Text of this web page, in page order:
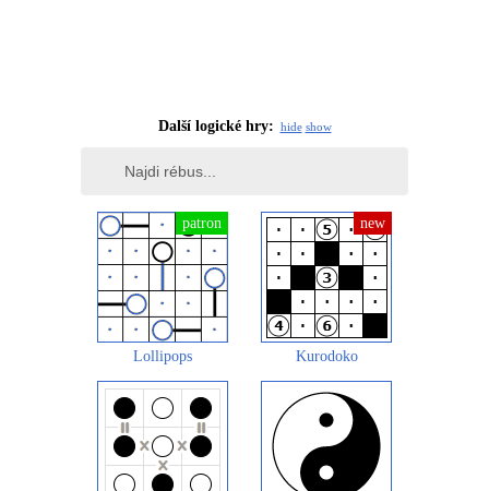
Další logické hry: hide show
Lollipops Kurodoko